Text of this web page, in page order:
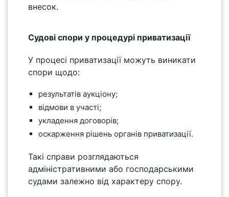
внесок.
Судові спори у процедурі приватизації
У процесі приватизації можуть виникати
спори щодо:
результатів аукціону;
відмови в участі;
укладення договорів;
оскарження рішень органів приватизації.
Такі справи розглядаються
адміністративними або господарськими
судами залежно від характеру спору.